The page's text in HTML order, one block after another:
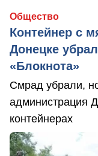
Общество
Контейнер с
Донецке
«Блокнота»
Смрад убрали,
администрация
контейнерах